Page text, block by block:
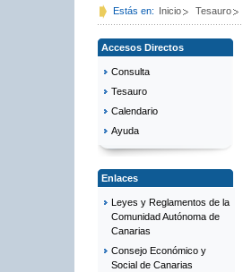
Estás en: Inicio Tesauro
Accesos Directos
Consulta
Tesauro
Calendario
Ayuda
Enlaces
Leyes y Reglamentos de la
Comunidad Autónoma de
Canarias
Consejo Económico y
Social de Canarias